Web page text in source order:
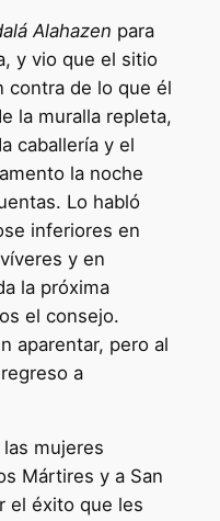
Alahazen para
y vio que el sitio
contra de lo que él
la muralla repleta,
caballería y el
la noche
Lo habló
inferiores en
y en
la próxima
el consejo.
aparentar, pero al
a
mujeres
Mártires y a San
el éxito que les